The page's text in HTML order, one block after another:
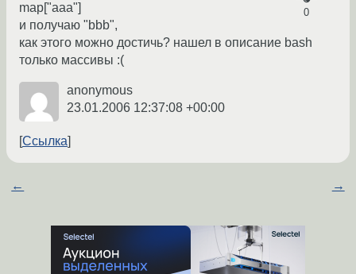
0
map["aaa"]
и получаю "bbb",
как этого можно достичь? нашел в описание bash
только массивы :(
anonymous
23.01.2006 12:37:08 +00:00
Ссылка
← →